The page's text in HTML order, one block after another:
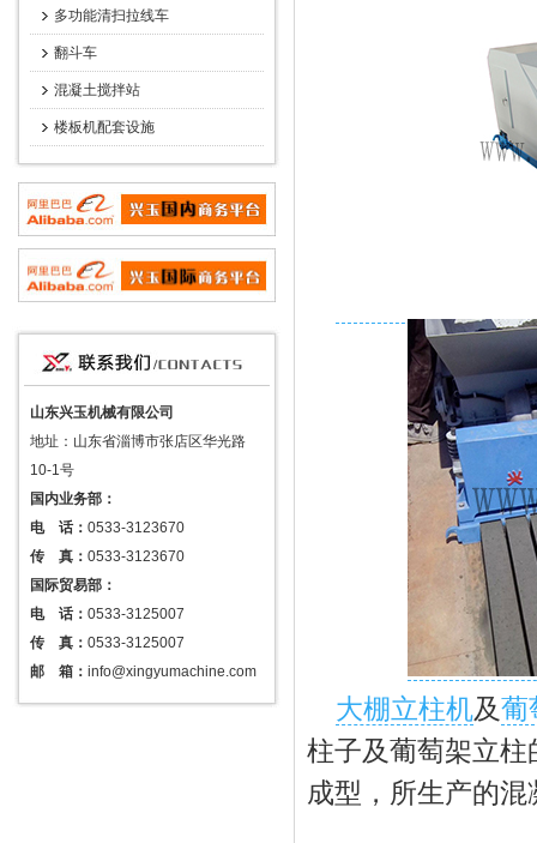
多功能清扫拉线车
翻斗车
混凝土搅拌站
楼板机配套设施
山东兴玉机械有限公司
地址：山东省淄博市张店区华光路
10-1号
国内业务部：
电 话： 0533-3123670
传 真： 0533-3123670
国际贸易部：
电 话： 0533-3125007
传 真： 0533-3125007
邮 箱： info@xingyumachine.com
大棚立柱机及葡
柱子及葡萄架立
成型，所生产的